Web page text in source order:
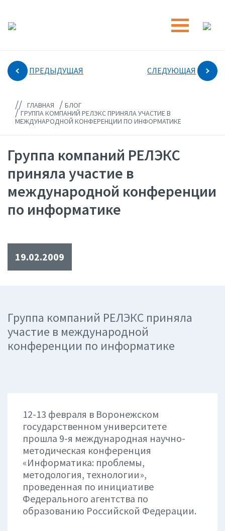
ПРЕДЫДУЩАЯ СЛЕДУЮЩАЯ
// ГЛАВНАЯ / БЛОГ
/ГРУППА КОМПАНИЙ РЕЛЭКС ПРИНЯЛА УЧАСТИЕ В
МЕЖДУНАРОДНОЙ КОНФЕРЕНЦИИ ПО ИНФОРМАТИКЕ
Группа компаний РЕЛЭКС
приняла участие в
международной конференции
по информатике
19.02.2009
Группа компаний РЕЛЭКС приняла
участие в международной
конференции по информатике
12-13 февраля в Воронежском
государственном университете
прошла 9-я международная научно-
методическая конференция
«Информатика: проблемы,
методология, технологии»,
проведенная по инициативе
Федерального агентства по
образованию Российской Федерации.